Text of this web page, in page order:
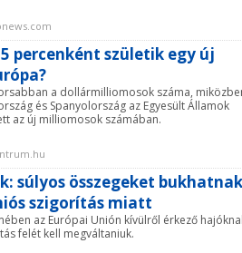
percenként születik egy új
a dollármilliomosok száma,
és Spanyolország az Egyesült Államok
az új milliomosok számában.
súlyos összegeket bukhatnak
szigorítás miatt
az Európai Unión kívülről érkező
felét kell megváltaniuk.